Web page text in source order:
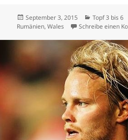
Veröffentlicht
am
September 3, 2015 Kategorien
Topf 3 bis 6
Rumänien,Wales Schreibe einen